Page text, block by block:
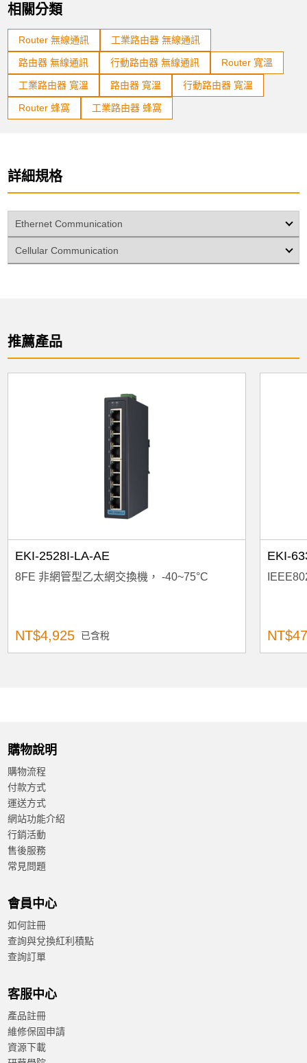
相關分類
Router 無線通訊 工業路由器 無線通訊
路由器 無線通訊 行動路由器 無線通訊 Router 寬溫
工業路由器 寬溫 路由器 寬溫 行動路由器 寬溫
Router 蜂窩 工業路由器 蜂窩
詳細規格
Ethernet Communication
Cellular Communication
推薦產品
EKI-2528I-LA-AE
8FE 非網管型乙太網交換機， -40~75°C
NT$4,925 已含稅
EKI-
購物說明
購物流程
付款方式
運送方式
網站功能介紹
行銷活動
售後服務
常見問題
會員中心
如何註冊
查詢與兌換紅利積點
查詢訂單
客服中心
產品註冊
維修保固申請
資源下載